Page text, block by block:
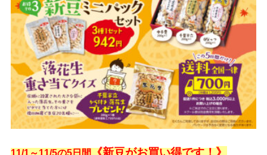
11/1～11/5の5日間《新豆がお買い得です！ 》